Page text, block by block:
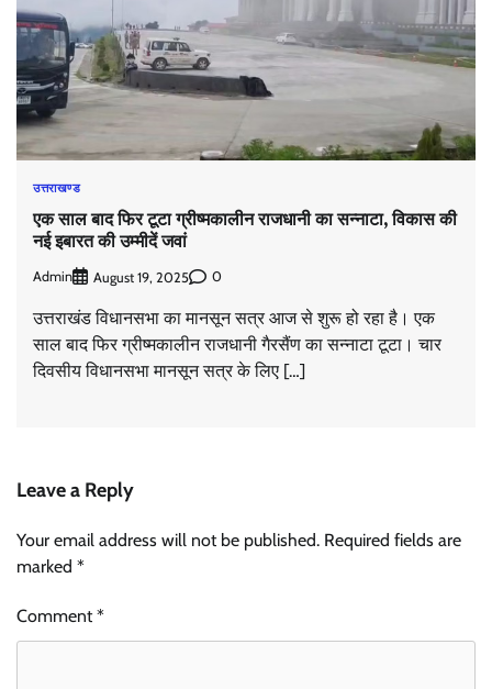
उत्तराखण्ड
एक साल बाद फिर टूटा ग्रीष्मकालीन राजधानी का सन्नाटा, विकास की
नई इबारत की उम्मीदें जवां
Admin August 19, 2025 0
उत्तराखंड विधानसभा का मानसून सत्र आज से शुरू हो रहा है। एक
साल बाद फिर ग्रीष्मकालीन राजधानी गैरसैंण का सन्नाटा टूटा। चार
दिवसीय विधानसभा मानसून सत्र के लिए […]
Leave a Reply
Your email address will not be published. Required fields are
marked *
Comment*